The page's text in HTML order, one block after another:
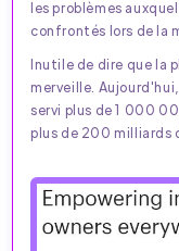
les problèmes
confrontés lors de la
Inutile de dire que la
merveille.
servi plus de 1 000
plus de 200 milliards